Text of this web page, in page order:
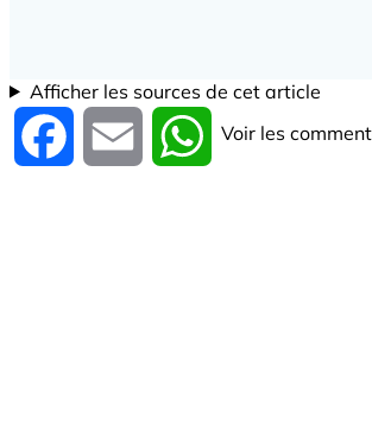
Afficher les sources de cet article
Facebook Email WhatsApp
Voir les